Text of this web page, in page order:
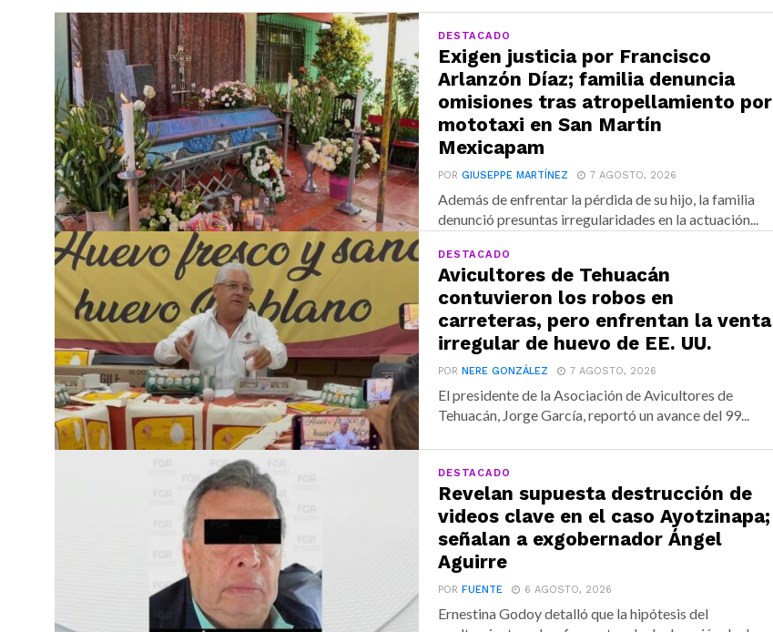
DESTACADO
Exigen justicia por Francisco
Arlanzón Díaz; familia denuncia
omisiones tras atropellamiento por
mototaxi en San Martín
Mexicapam
PORGIUSEPPE MARTÍNEZ 7 AGOSTO, 2026
Además de enfrentar la pérdida de su hijo, la familia
denunció presuntas irregularidades en la actuación...
DESTACADO
Avicultores de Tehuacán
contuvieron los robos en
carreteras, pero enfrentan la venta
irregular de huevo de EE. UU.
PORNERE GONZÁLEZ 7 AGOSTO, 2026
El presidente de la Asociación de Avicultores de
Tehuacán, Jorge García, reportó un avance del 99...
DESTACADO
Revelan supuesta destrucción de
videos clave en el caso Ayotzinapa;
señalan a exgobernador Ángel
Aguirre
PORFUENTE 6 AGOSTO, 2026
Ernestina Godoy detalló que la hipótesis del